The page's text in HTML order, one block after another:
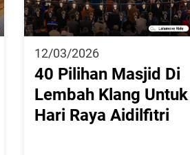
12/03/2026
40 Pilihan Masjid Di
Lembah Klang
Hari Raya Aidilfitri